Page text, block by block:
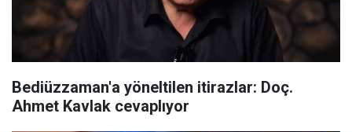
Bediüzzaman'a yöneltilen itirazlar: Doç.
Ahmet Kavlak cevaplıyor